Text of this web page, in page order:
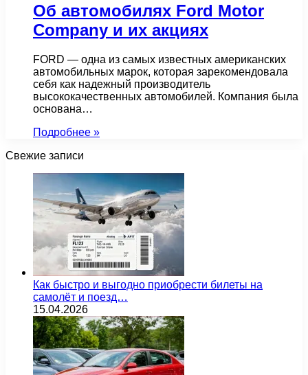
Об автомобилях Ford Motor
Company и их акциях
FORD — одна из самых известных американских
автомобильных марок, которая зарекомендовала
себя как надежный производитель
высококачественных автомобилей. Компания была
основана…
Подробнее »
Свежие записи
Как быстро и выгодно приобрести билеты на
самолёт и поезд…
15.04.2026